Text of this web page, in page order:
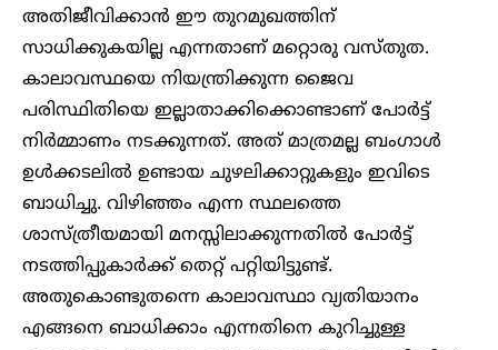
അതിജീവിക്കാൻ ഈ തുറമുഖത്തിന്
സാധിക്കുകയില്ല എന്നതാണ് മറ്റൊരു വസ്തുത.
കാലാവസ്ഥയെ നിയന്ത്രിക്കുന്ന ജൈവ
പരിസ്ഥിതിയെ ഇല്ലാതാക്കിക്കൊണ്ടാണ് പോർട്ട്
നിർമ്മാണം നടക്കുന്നത്. അത് മാത്രമല്ല ബംഗാൾ
ഉൾക്കടലിൽ ഉണ്ടായ ചുഴലിക്കാറ്റുകളും ഇവിടെ
ബാധിച്ചു. വിഴിഞ്ഞം എന്ന സ്ഥലത്തെ
ശാസ്ത്രീയമായി മനസ്സിലാക്കുന്നതിൽ പോർട്ട്
നടത്തിപ്പുകാർക്ക് തെറ്റ് പറ്റിയിട്ടുണ്ട്.
അതുകൊണ്ടുതന്നെ കാലാവസ്ഥാ വ്യതിയാനം
എങ്ങനെ ബാധിക്കാം എന്നതിനെ കുറിച്ചുള്ള